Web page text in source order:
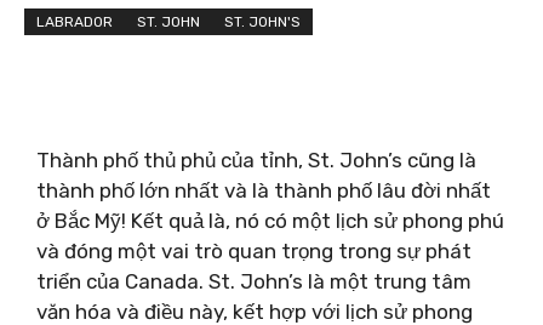
LABRADOR ST. JOHN ST. JOHN'S
Thành phố thủ phủ của tỉnh, St. John’s cũng là
thành phố lớn nhất và là thành phố lâu đời nhất
ở Bắc Mỹ! Kết quả là, nó có một lịch sử phong phú
và đóng một vai trò quan trọng trong sự phát
triển của Canada. St. John’s là một trung tâm
văn hóa và điều này, kết hợp với lịch sử phong